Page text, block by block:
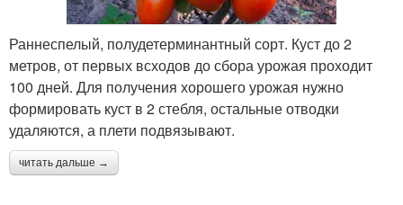
Раннеспелый, полудетерминантный сорт. Куст до 2
метров, от первых всходов до сбора урожая проходит
100 дней. Для получения хорошего урожая нужно
формировать куст в 2 стебля, остальные отводки
удаляются, а плети подвязывают.
читать дальше →